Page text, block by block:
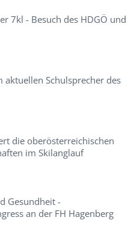
7kl - Besuch des HDGÖ und
Schulsprecher des
die oberösterreichischen
im Skilanglauf
Gesundheit -
an der FH Hagenberg